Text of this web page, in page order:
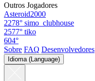
Outros Jogadores
Asteroid2000
2278° simo_clubhouse
2577° tiko
604°
Sobre FAQ Desenvolvedores
Idioma (Language)